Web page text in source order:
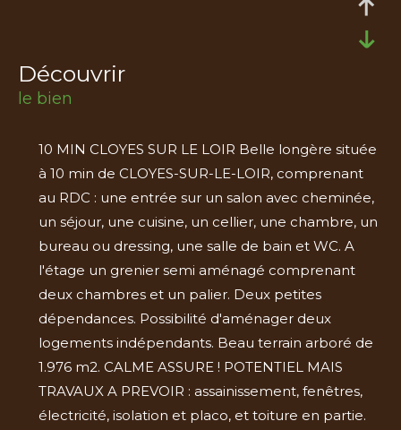
découvrir
le bien
10 MIN CLOYES SUR LE LOIR Belle longère située
à 10 min de CLOYES-SUR-LE-LOIR, comprenant
au RDC : une entrée sur un salon avec cheminée,
un séjour, une cuisine, un cellier, une chambre, un
bureau ou dressing, une salle de bain et WC. A
l'étage un grenier semi aménagé comprenant
deux chambres et un palier. Deux petites
dépendances. Possibilité d'aménager deux
logements indépendants. Beau terrain arboré de
1.976 m2. CALME ASSURE ! POTENTIEL MAIS
TRAVAUX A PREVOIR : assainissement, fenêtres,
électricité, isolation et placo, et toiture en partie.